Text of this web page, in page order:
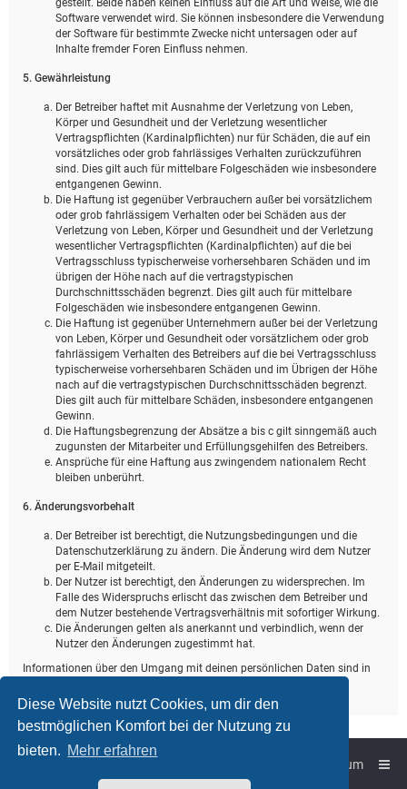
Diese Website nutzt Cookies, um dir den
bestmöglichen Komfort bei der Nutzung zu
bieten. Mehr erfahren
Software verwendet wird. Sie können insbesondere die Verwendung
der Software für bestimmte Zwecke nicht untersagen oder auf
Inhalte fremder Foren Einfluss nehmen.
5. Gewährleistung
Der Betreiber haftet mit Ausnahme der Verletzung von Leben,
Körper und Gesundheit und der Verletzung wesentlicher
Vertragspflichten (Kardinalpflichten) nur für Schäden, die auf ein
vorsätzliches oder grob fahrlässiges Verhalten zurückzuführen
sind. Dies gilt auch für mittelbare Folgeschäden wie insbesondere
entgangenen Gewinn.
Die Haftung ist gegenüber Verbrauchern außer bei vorsätzlichem
oder grob fahrlässigem Verhalten oder bei Schäden aus der
Verletzung von Leben, Körper und Gesundheit und der Verletzung
wesentlicher Vertragspflichten (Kardinalpflichten) auf die bei
Vertragsschluss typischerweise vorhersehbaren Schäden und im
übrigen der Höhe nach auf die vertragstypischen
Durchschnittsschäden begrenzt. Dies gilt auch für mittelbare
Folgeschäden wie insbesondere entgangenen Gewinn.
Die Haftung ist gegenüber Unternehmern außer bei der Verletzung
von Leben, Körper und Gesundheit oder vorsätzlichem oder grob
fahrlässigem Verhalten des Betreibers auf die bei Vertragsschluss
typischerweise vorhersehbaren Schäden und im Übrigen der Höhe
nach auf die vertragstypischen Durchschnittsschäden begrenzt.
Dies gilt auch für mittelbare Schäden, insbesondere entgangenen
Gewinn.
Die Haftungsbegrenzung der Absätze a bis c gilt sinngemäß auch
zugunsten der Mitarbeiter und Erfüllungsgehilfen des Betreibers.
Ansprüche für eine Haftung aus zwingendem nationalem Recht
bleiben unberührt.
6. Änderungsvorbehalt
Der Betreiber ist berechtigt, die Nutzungsbedingungen und die
Datenschutzerklärung zu ändern. Die Änderung wird dem Nutzer
per E-Mail mitgeteilt.
Der Nutzer ist berechtigt, den Änderungen zu widersprechen. Im
Falle des Widerspruchs erlischt das zwischen dem Betreiber und
dem Nutzer bestehende Vertragsverhältnis mit sofortiger Wirkung.
Die Änderungen gelten als anerkannt und verbindlich, wenn der
Nutzer den Änderungen zugestimmt hat.
Informationen über den Umgang mit deinen persönlichen Daten sind in
Impressum